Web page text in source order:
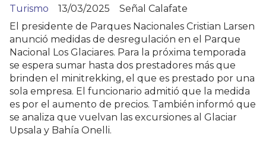
Señal Calafate
Turismo
13/03/2025
El presidente de Parques Nacionales Cristian Larsen
anunció medidas de desregulación en el Parque
Nacional Los Glaciares. Para la próxima temporada
se espera sumar hasta dos prestadores más que
brinden el minitrekking, el que es prestado por una
sola empresa. El funcionario admitió que la medida
es por el aumento de precios. También informó que
se analiza que vuelvan las excursiones al Glaciar
Upsala y Bahía Onelli.